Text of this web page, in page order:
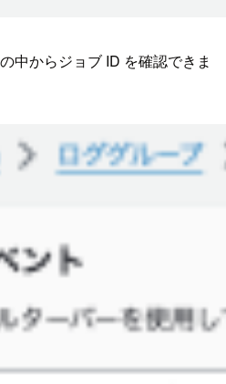
中からジョブ ID を確認できま